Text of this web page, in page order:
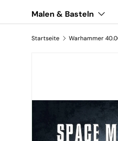
Malen & Basteln
Startseite